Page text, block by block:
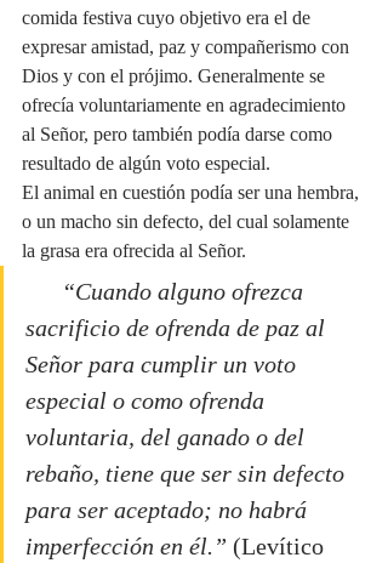
comida festiva cuyo objetivo era el de
expresar amistad, paz y compañerismo con
Dios y con el prójimo. Generalmente se
ofrecía voluntariamente en agradecimiento
al Señor, pero también podía darse como
resultado de algún voto especial.
El animal en cuestión podía ser una hembra,
o un macho sin defecto, del cual solamente
la grasa era ofrecida al Señor.
sacrificio de ofrenda de paz al
Señor para cumplir un voto
especial o como ofrenda
voluntaria, del ganado o del
rebaño, tiene que ser sin defecto
para ser aceptado; no habrá
imperfección en él.” (Levítico